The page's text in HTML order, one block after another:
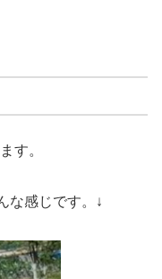
す。
な感じです。↓